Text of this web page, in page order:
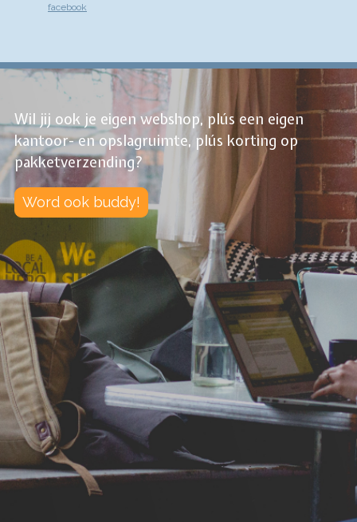
facebook
Wil jij ook je eigen webshop, plús een eigen
kantoor- en opslagruimte, plús korting op
pakketverzending?
Word ook buddy!